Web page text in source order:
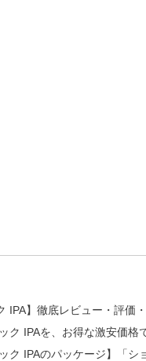
IPA】徹底レビュー・評価
ク IPAを、お得な激安価格
ク IPAのパッケージ】「